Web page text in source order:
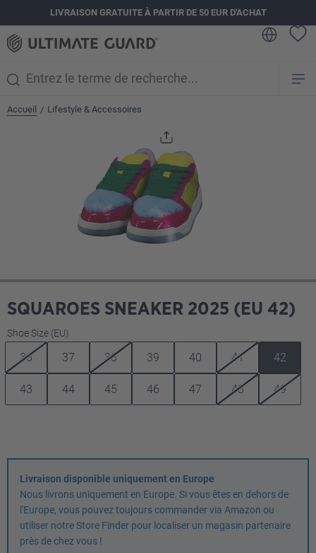
principalLIVRAISON GRATUITE À PARTIR DE 50 EUR D'ACHAT
Accueil / Lifestyle & Accessoires
SQUAROES SNEAKER 2025 (EU 42)
Sélectionnez
Shoe Size (EU)
36 37 38 39 40 41 42
43 44 45 46 47 48 49
Livraison disponible uniquement en Europe
Nous livrons uniquement en Europe. Si vous êtes en dehors de
l'Europe, vous pouvez toujours commander via Amazon ou
utiliser notre Store Finder pour localiser un magasin partenaire
près de chez vous !